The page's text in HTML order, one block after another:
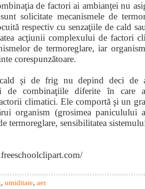
de factori ai ambianţei nu
solicitate mecanismele de
respectiv cu senzaţiile de cald
acţiunii complexului de factori
de termoreglare, iar
corespunzătoare.
şi de frig nu depind deci de
de combinaţiile diferite în care
climatici. Ele comportă şi un
organism (grosimea paniculului
termoreglare, sensibilitatea
, umiditate, aer